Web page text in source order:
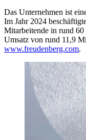
Das Unternehmen ist
Im Jahr 2024
Mitarbeitende in rund
Umsatz von rund 11,9
www.freudenberg.com.